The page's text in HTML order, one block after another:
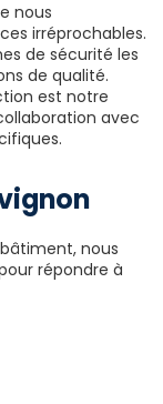
nous
irréprochables.
de sécurité les
de qualité.
est notre
avec
nous
répondre à